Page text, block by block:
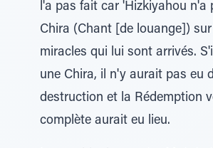
l'a pas fait car 'Hizkiyahou n'a
Chira (Chant [de louange]) sur
miracles qui lui sont arrivés.
une Chira, il n'y aurait pas eu
destruction et la Rédemption
complète aurait eu lieu.